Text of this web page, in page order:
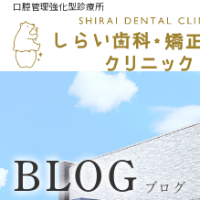
口腔管理強化型診療所
BLOG ブログ